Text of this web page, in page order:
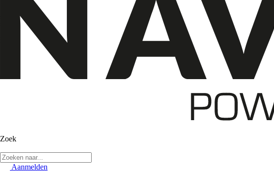
Zoek
Aanmelden